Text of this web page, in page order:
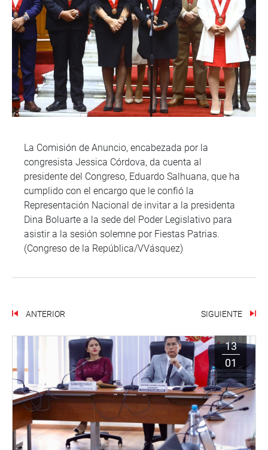
La Comisión de Anuncio, encabezada por la
congresista Jessica Córdova, da cuenta al
presidente del Congreso, Eduardo Salhuana, que ha
cumplido con el encargo que le confió la
Representación Nacional de invitar a la presidenta
Dina Boluarte a la sede del Poder Legislativo para
asistir a la sesión solemne por Fiestas Patrias.
(Congreso de la República/VVásquez)
ANTERIOR SIGUIENTE
13
01